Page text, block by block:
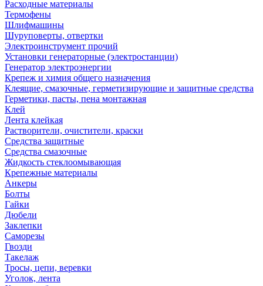
Расходные материалы
Термофены
Шлифмашины
Шуруповерты, отвертки
Электроинструмент прочий
Установки генераторные (электростанции)
Генератор электроэнергии
Крепеж и химия общего назначения
Клеящие, смазочные, герметизирующие и защитные средства
Герметики, пасты, пена монтажная
Клей
Лента клейкая
Растворители, очистители, краски
Средства защитные
Средства смазочные
Жидкость стеклоомывающая
Крепежные материалы
Анкеры
Болты
Гайки
Дюбели
Заклепки
Саморезы
Гвозди
Такелаж
Тросы, цепи, веревки
Уголок, лента